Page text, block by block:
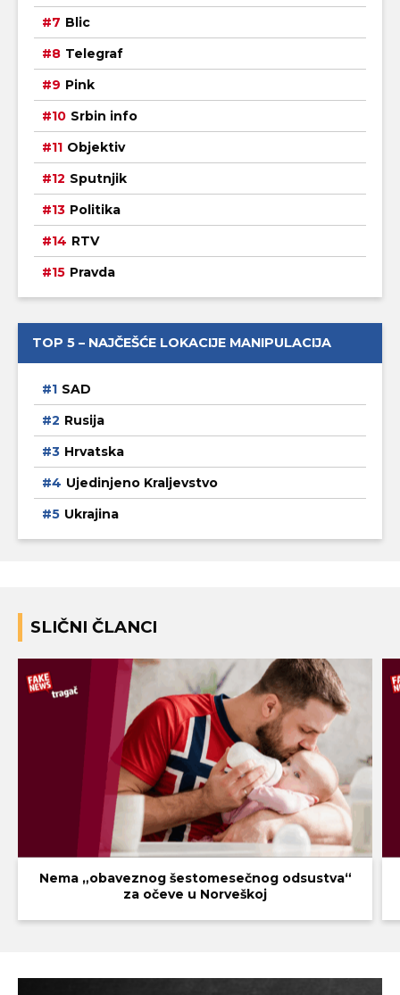
Blic
Telegraf
Pink
Srbin info
Objektiv
Sputnjik
Politika
RTV
Pravda
TOP 5 – NAJČEŠĆE LOKACIJE MANIPULACIJA
SAD
Rusija
Hrvatska
Ujedinjeno Kraljevstvo
Ukrajina
SLIČNI ČLANCI
Nema „obaveznog šestomesečnog odsustva“
za očeve u Norveškoj